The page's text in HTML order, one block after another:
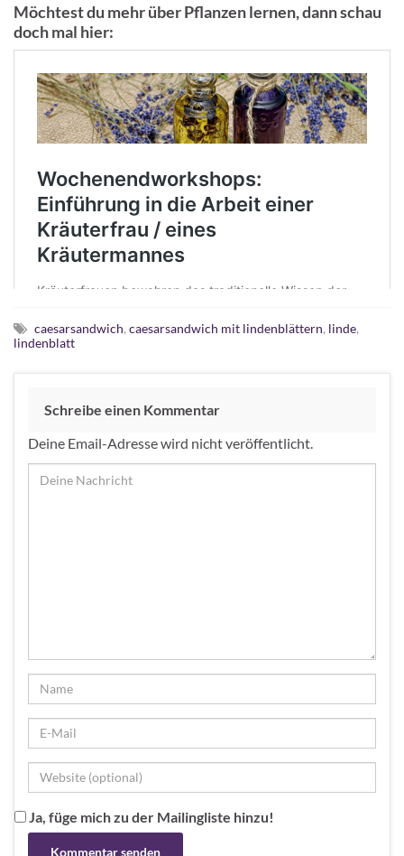
Möchtest du mehr über Pflanzen lernen, dann schau
doch mal hier:
caesarsandwich, caesarsandwich mit lindenblättern, linde,
lindenblatt
Schreibe einen Kommentar
Deine Email-Adresse wird nicht veröffentlicht.
Ja, füge mich zu der Mailingliste hinzu!